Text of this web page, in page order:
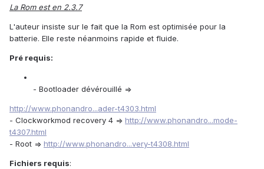
La Rom est en 2.3.7
L'auteur insiste sur le fait que la Rom est optimisée pour la
batterie. Elle reste néanmoins rapide et fluide.
Pré requis:
- Bootloader dévérouillé =>
http://www.phonandro...ader-t4303.html
- Clockworkmod recovery 4 => http://www.phonandro...mode-
t4307.html
- Root => http://www.phonandro...very-t4308.html
Fichiers requis: